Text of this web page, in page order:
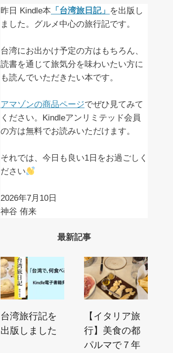
昨日 Kindle本 「台湾旅日記」 を出版し
ました。グルメ中心の旅行記です。
台湾にお出かけ予定の方はもちろん、
読書を通じて旅気分を味わいたい方に
も読んでいただきたい本です。
アマゾンの商品ページでぜひ見てみて
ください。Kindleアンリミテッド会員
の方は無料でお読みいただけます。
それでは、今日も良い1日をお過ごしく
ださい
2026年7月10日
神谷 侑来
最新記事
台湾旅行記を
出版しました
【イタリア旅
行】美食の都
パルマで７年